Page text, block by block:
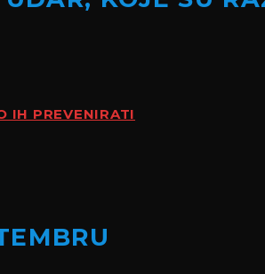
IH PREVENIRATI